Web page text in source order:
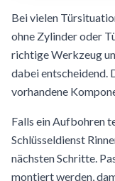
Bei vielen
ohne Zylinder oder
richtige Werkzeug
dabei entscheidend.
vorhandene
Falls ein Aufbohren
Schlüsseldienst
nächsten Schritte.
montiert werden,